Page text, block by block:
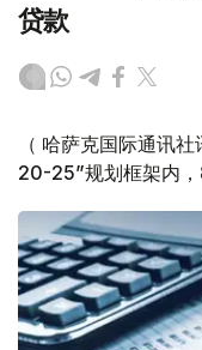
贷款
（ 哈萨克国际通讯
20-25”规划框架内，